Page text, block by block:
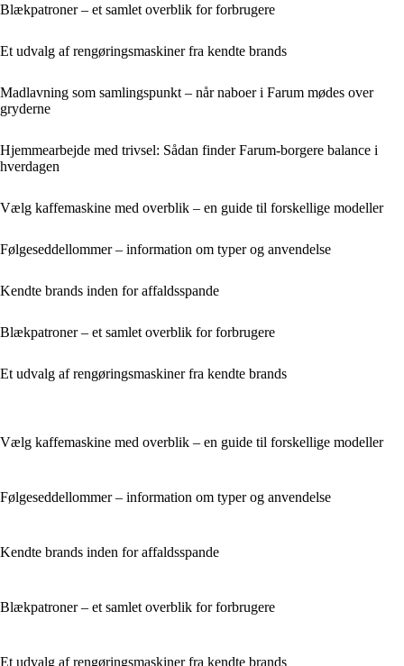
Blækpatroner – et samlet overblik for forbrugere
Et udvalg af rengøringsmaskiner fra kendte brands
Madlavning som samlingspunkt – når naboer i Farum mødes over
gryderne
Hjemmearbejde med trivsel: Sådan finder Farum-borgere balance i
hverdagen
Vælg kaffemaskine med overblik – en guide til forskellige modeller
Følgeseddellommer – information om typer og anvendelse
Kendte brands inden for affaldsspande
Blækpatroner – et samlet overblik for forbrugere
Et udvalg af rengøringsmaskiner fra kendte brands
Vælg kaffemaskine med overblik – en guide til forskellige modeller
Følgeseddellommer – information om typer og anvendelse
Kendte brands inden for affaldsspande
Blækpatroner – et samlet overblik for forbrugere
Et udvalg af rengøringsmaskiner fra kendte brands